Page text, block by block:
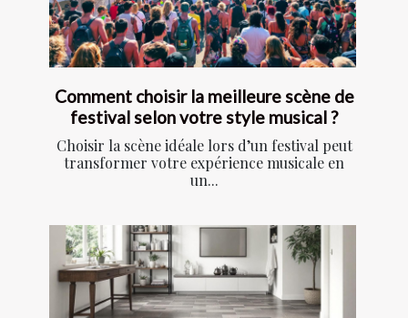
Comment choisir la meilleure scène de
festival selon votre style musical ?
Choisir la scène idéale lors d’un festival peut
transformer votre expérience musicale en
un...